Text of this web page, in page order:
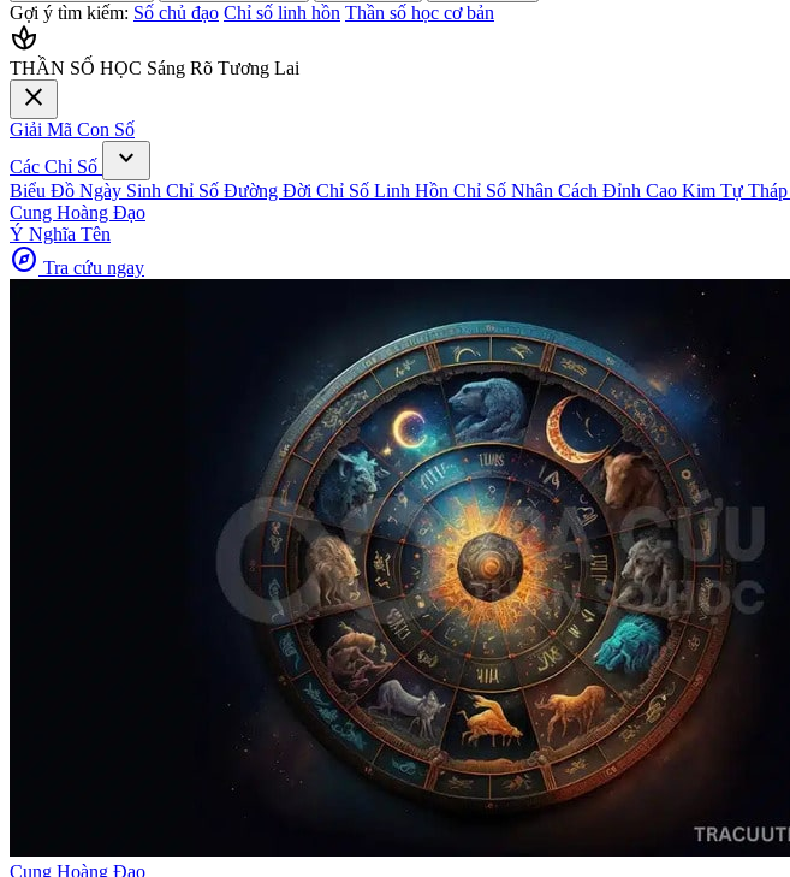
Gợi ý tìm kiếm: Số chủ đạo Chỉ số linh hồn Thần số học cơ bản
spa
THẦN SỐ HỌC Sáng Rõ Tương Lai
close
Giải Mã Con Số
Các Chỉ Số
expand_more
Biểu Đồ Ngày Sinh Chỉ Số Đường Đời Chỉ Số Linh Hồn Chỉ Số Nhân Cách Đỉnh Cao Kim Tự Tháp
Cung Hoàng Đạo
Ý Nghĩa Tên
explore Tra cứu ngay
Cung Hoàng Đạo